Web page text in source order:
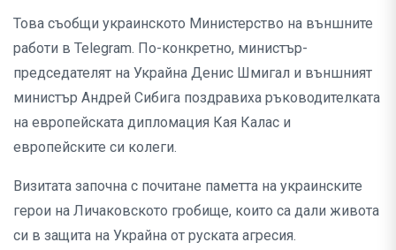
Това съобщи украинското Министерство на външните
работи в Telegram. По-конкретно, министър-
председателят на Украйна Денис Шмигал и външният
министър Андрей Сибига поздравиха ръководителката
на европейската дипломация Кая Калас и
европейските си колеги.
Визитата започна с почитане паметта на украинските
герои на Личаковското гробище, които са дали живота
си в защита на Украйна от руската агресия.